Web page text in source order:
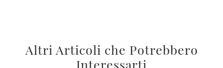
Altri Articoli che Potrebbero
Interessarti